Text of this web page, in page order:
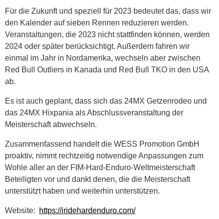
Für die Zukunft und speziell für 2023 bedeutet das, dass wir
den Kalender auf sieben Rennen reduzieren werden.
Veranstaltungen, die 2023 nicht stattfinden können, werden
2024 oder später berücksichtigt. Außerdem fahren wir
einmal im Jahr in Nordamerika, wechseln aber zwischen
Red Bull Outliers in Kanada und Red Bull TKO in den USA
ab.
Es ist auch geplant, dass sich das 24MX Getzenrodeo und
das 24MX Hixpania als Abschlussveranstaltung der
Meisterschaft abwechseln.
Zusammenfassend handelt die WESS Promotion GmbH
proaktiv, nimmt rechtzeitig notwendige Anpassungen zum
Wohle aller an der FIM-Hard-Enduro-Weltmeisterschaft
Beteiligten vor und dankt denen, die die Meisterschaft
unterstützt haben und weiterhin unterstützen.
Website: https://iridehardenduro.com/